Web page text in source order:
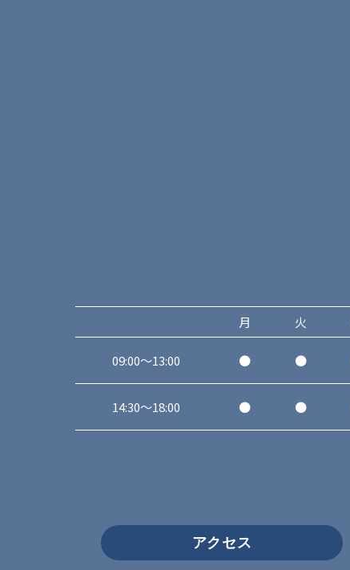
月 火
09:00～13:00 ● ●
14:30～18:00 ● ●
アクセス